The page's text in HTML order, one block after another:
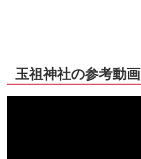
玉祖神社の参考動画